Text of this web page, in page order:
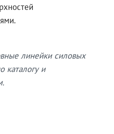
линейки силовых
каталогу и